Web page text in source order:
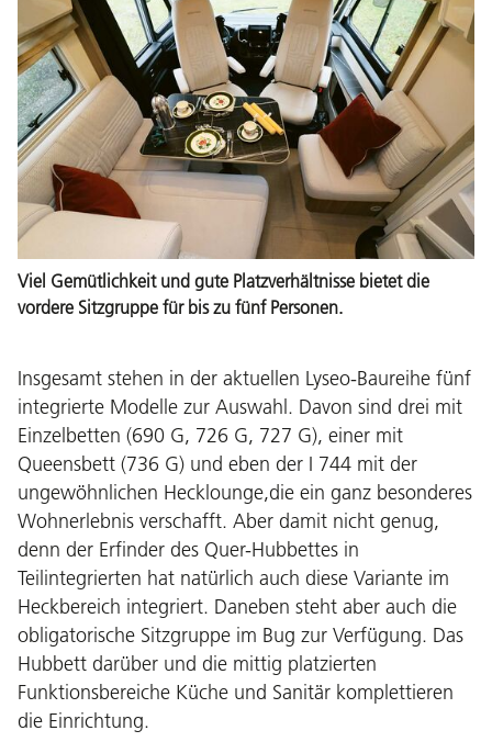
Viel Gemütlichkeit und gute Platzverhältnisse bietet die
vordere Sitzgruppe für bis zu fünf Personen.
Insgesamt stehen in der aktuellen Lyseo-Baureihe fünf
integrierte Modelle zur Auswahl. Davon sind drei mit
Einzelbetten (690 G, 726 G, 727 G), einer mit
Queensbett (736 G) und eben der I 744 mit der
ungewöhnlichen Hecklounge,die ein ganz besonderes
Wohnerlebnis verschafft. Aber damit nicht genug,
denn der Erfinder des Quer-Hubbettes in
Teilintegrierten hat natürlich auch diese Variante im
Heckbereich integriert. Daneben steht aber auch die
obligatorische Sitzgruppe im Bug zur Verfügung. Das
Hubbett darüber und die mittig platzierten
Funktionsbereiche Küche und Sanitär komplettieren
die Einrichtung.